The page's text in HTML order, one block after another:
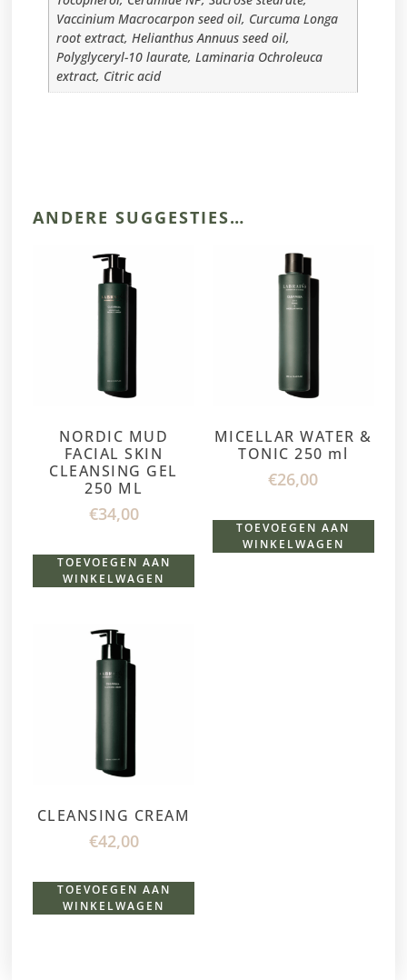
Vaccinium Macrocarpon seed oil, Curcuma Longa
root extract, Helianthus Annuus seed oil,
Polyglyceryl-10 laurate, Laminaria Ochroleuca
extract, Citric acid
ANDERE SUGGESTIES…
NORDIC MUD
FACIAL SKIN
CLEANSING GEL
250 ML
€34,00
TOEVOEGEN AAN
WINKELWAGEN
MICELLAR WATER &
TONIC 250 ml
€26,00
TOEVOEGEN AAN
WINKELWAGEN
CLEANSING CREAM
€42,00
TOEVOEGEN AAN
WINKELWAGEN